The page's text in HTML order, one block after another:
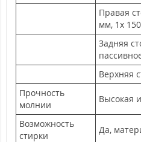
Правая
мм, 1x
Задняя
Верхняя
Прочность
молнии
Высокая
Возможность
стирки
Да,